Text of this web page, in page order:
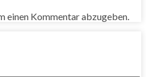
einen Kommentar abzugeben.